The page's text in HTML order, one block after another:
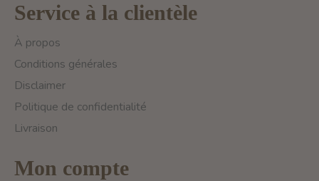
Service à la clientèle
À propos
Conditions générales
Disclaimer
Politique de confidentialité
Livraison
Mon compte